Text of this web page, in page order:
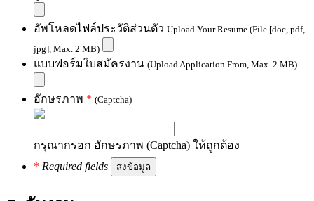
อัพโหลดไฟล์ประวัติส่วนตัว Upload Your Resume (File [doc, pdf,
jpg], Max. 2 MB)
แบบฟอร์มใบสมัครงาน (Upload Application From, Max. 2 MB)
อักษรภาพ * (Captcha)
กรุณากรอก อักษรภาพ (Captcha) ให้ถูกต้อง
* Required fields